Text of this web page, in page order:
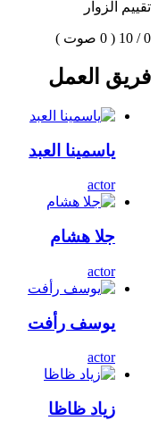
تقييم الزوار
0 / 10 ( 0 صوت )
فريق العمل
ياسمينا العبد
actor
جلا هشام
actor
يوسف رأفت
actor
زياد ظاظا